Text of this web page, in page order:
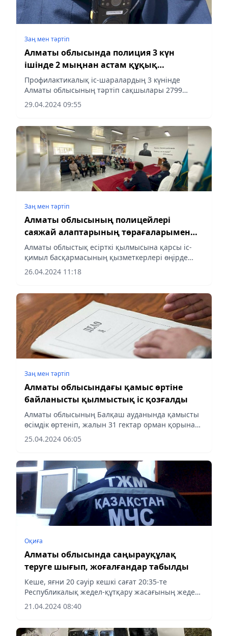
Заң мен тəртіп
Алматы облысында полиция 3 күн
ішінде 2 мыңнан астам құқық
бұзушылықты анықтады
Профилактикалық іс-шаралардың 3 күнінде
Алматы облысының тәртіп сақшылары 2799
әкімшілік құқық бұзушылықтың жолын кесті.
29.04.2024 09:55
Заң мен тəртіп
Алматы облысының полицейлері
саяжай алаптарының төрағаларымен
профилактикалық әңгіме жүргізді
Алматы облыстық есірткі қылмысына қарсы іс-
қимыл басқармасының қызметкерлері өңірде
саяжай алаптарының төрағаларымен
профилактикалық әңгімелер жүргізді, деп
26.04.2024 11:18
Заң мен тəртіп
Алматы облысындағы қамыс өртіне
байланысты қылмыстық іс қозғалды
Алматы облысының Балқаш ауданында қамысты
өсімдік өртеніп, жалын 31 гектар орман қорына
таралған, деп хабарлайды Almaty-akshamy.kz.
25.04.2024 06:05
Оқиға
Алматы облысында саңырауқұлақ
теруге шығып, жоғалғандар табылды
Кеше, яғни 20 сәуір кешкі сағат 20:35-те
Республикалық жедел-құтқару жасағының жедел
тобы және кинологиялық есебі Алматы облысына
туристерді іздеуге шықты.
21.04.2024 08:40